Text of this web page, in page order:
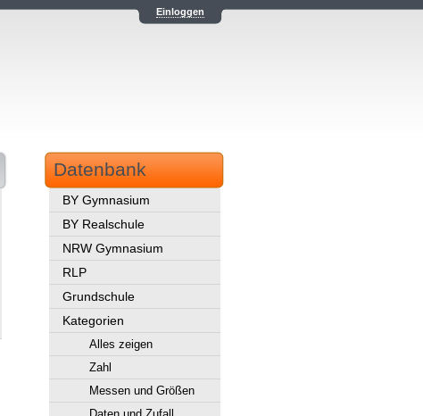
Einloggen
Datenbank
BY Gymnasium
BY Realschule
NRW Gymnasium
RLP
Grundschule
Kategorien
Alles zeigen
Zahl
Messen und Größen